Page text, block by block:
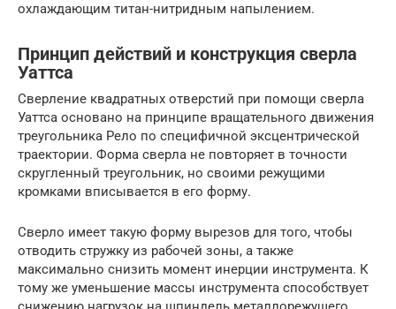
охлаждающим титан-нитридным напылением.
Принцип действий и конструкция сверла
Уаттса
Сверление квадратных отверстий при помощи сверла
Уаттса основано на принципе вращательного движения
треугольника Рело по специфичной эксцентрической
траектории. Форма сверла не повторяет в точности
скругленный треугольник, но своими режущими
кромками вписывается в его форму.
Сверло имеет такую форму вырезов для того, чтобы
отводить стружку из рабочей зоны, а также
максимально снизить момент инерции инструмента. К
тому же уменьшение массы инструмента способствует